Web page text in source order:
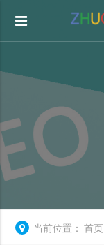
当前位置： 首页